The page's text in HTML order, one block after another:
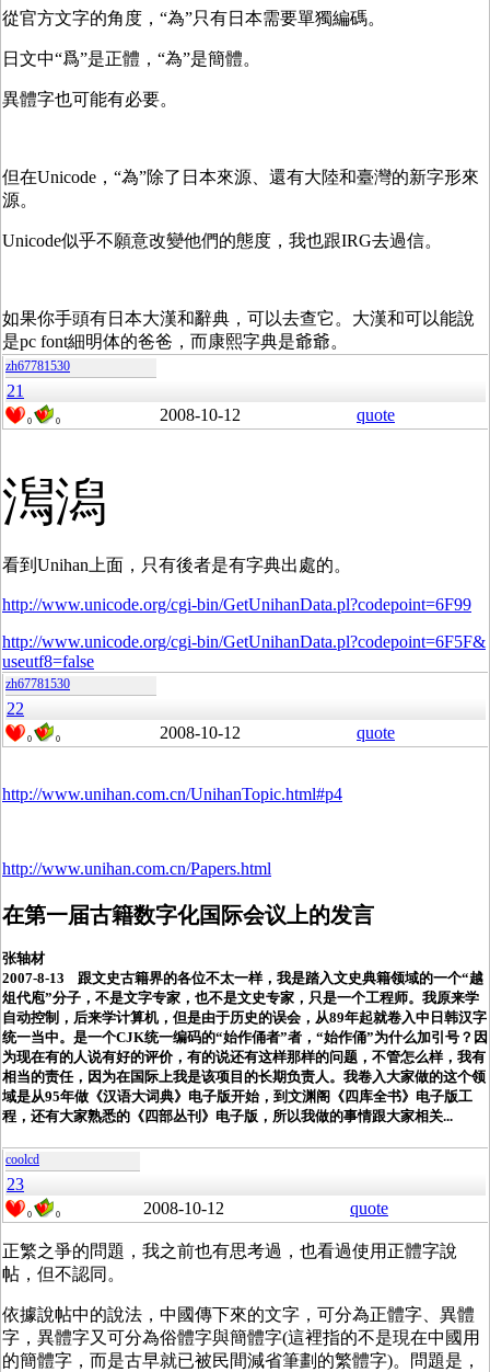
從官方文字的角度，“為”只有日本需要單獨編碼。
日文中“爲”是正體，“為”是簡體。
異體字也可能有必要。
但在Unicode，“為”除了日本來源、還有大陸和臺灣的新字形來
源。
Unicode似乎不願意改變他們的態度，我也跟IRG去過信。
如果你手頭有日本大漢和辭典，可以去查它。大漢和可以能說
是pc font細明体的爸爸，而康熙字典是爺爺。
zh67781530
21
0 0 2008-10-12 quote
澙潟
看到Unihan上面，只有後者是有字典出處的。
http://www.unicode.org/cgi-bin/GetUnihanData.pl?codepoint=6F99
http://www.unicode.org/cgi-bin/GetUnihanData.pl?codepoint=6F5F&
useutf8=false
zh67781530
22
0 0 2008-10-12 quote
http://www.unihan.com.cn/UnihanTopic.html#p4
http://www.unihan.com.cn/Papers.html
在第一届古籍数字化国际会议上的发言
张轴材
2007-8-13 跟文史古籍界的各位不太一样，我是踏入文史典籍领域的一个“越
俎代庖”分子，不是文字专家，也不是文史专家，只是一个工程师。我原来学
自动控制，后来学计算机，但是由于历史的误会，从89年起就卷入中日韩汉字
统一当中。是一个CJK统一编码的“始作俑者”者，“始作俑”为什么加引号？因
为现在有的人说有好的评价，有的说还有这样那样的问题，不管怎么样，我有
相当的责任，因为在国际上我是该项目的长期负责人。我卷入大家做的这个领
域是从95年做《汉语大词典》电子版开始，到文渊阁《四库全书》电子版工
程，还有大家熟悉的《四部丛刊》电子版，所以我做的事情跟大家相关...
coolcd
23
0 0 2008-10-12 quote
正繁之爭的問題，我之前也有思考過，也看過使用正體字說
帖 ，但不認同。
依據說帖中的說法，中國傳下來的文字，可分為正體字、異體
字，異體字又可分為俗體字與簡體字(這裡指的不是現在中國用
的簡體字，而是古早就已被民間減省筆劃的繁體字)。問題是，